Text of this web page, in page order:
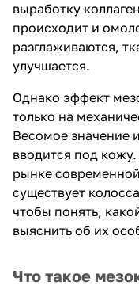
выработку
происходит и
разглаживаются,
улучшается.
Однако эффект
только на
Весомое значение
вводится под
рынке
существует
чтобы понять,
выяснить об их
Что такое